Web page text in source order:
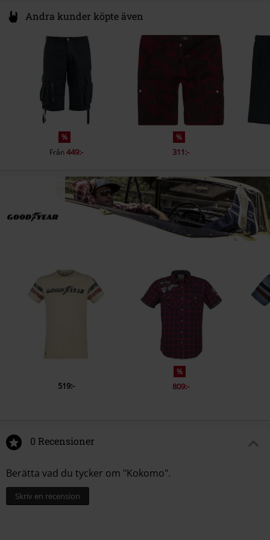
Andra kunder köpte även
%
Från449:-
%
311:-
519:-
%
809:-
0 Recensioner
Berätta vad du tycker om "Kokomo".
Skriv en recension